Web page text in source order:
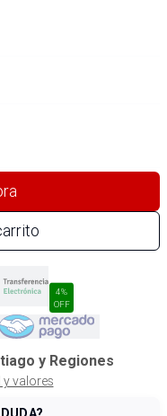
4%
OFF
y Regiones
valores